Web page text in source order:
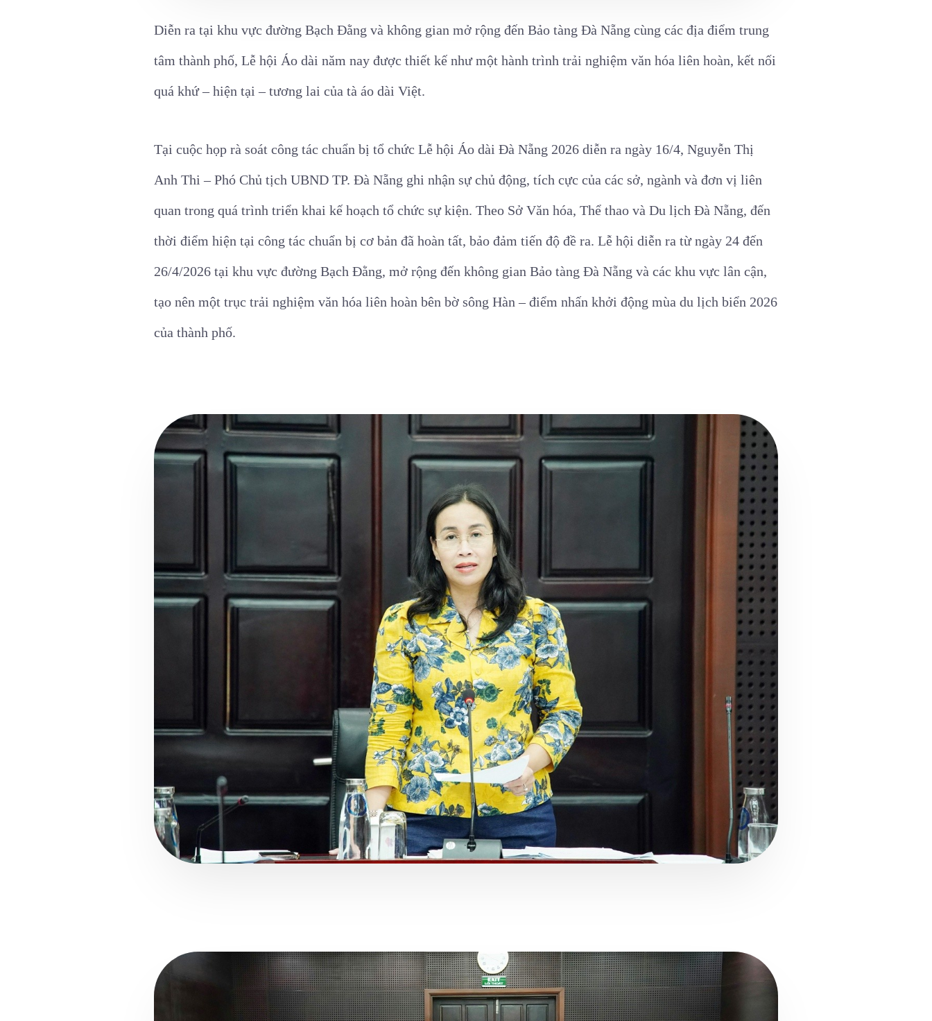
Diễn ra tại khu vực đường Bạch Đằng và không gian mở rộng đến Bảo tàng Đà Nẵng cùng các địa điểm trung
tâm thành phố, Lễ hội Áo dài năm nay được thiết kế như một hành trình trải nghiệm văn hóa liên hoàn, kết nối
quá khứ – hiện tại – tương lai của tà áo dài Việt.
Tại cuộc họp rà soát công tác chuẩn bị tổ chức Lễ hội Áo dài Đà Nẵng 2026 diễn ra ngày 16/4, Nguyễn Thị
Anh Thi – Phó Chủ tịch UBND TP. Đà Nẵng ghi nhận sự chủ động, tích cực của các sở, ngành và đơn vị liên
quan trong quá trình triển khai kế hoạch tổ chức sự kiện. Theo Sở Văn hóa, Thể thao và Du lịch Đà Nẵng, đến
thời điểm hiện tại công tác chuẩn bị cơ bản đã hoàn tất, bảo đảm tiến độ đề ra. Lễ hội diễn ra từ ngày 24 đến
26/4/2026 tại khu vực đường Bạch Đằng, mở rộng đến không gian Bảo tàng Đà Nẵng và các khu vực lân cận,
tạo nên một trục trải nghiệm văn hóa liên hoàn bên bờ sông Hàn – điểm nhấn khởi động mùa du lịch biển 2026
của thành phố.